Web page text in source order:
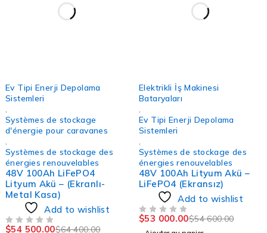
Ev Tipi Enerji Depolama
Sistemleri
Systèmes de stockage
d'énergie pour caravanes
Systèmes de stockage des
énergies renouvelables
48V 100Ah LiFePO4
Lityum Akü – (Ekranlı-
Metal Kasa)
Add to wishlist
$64 400.00
$54 500.00
Elektrikli İş Makinesi
Bataryaları
Ev Tipi Enerji Depolama
Sistemleri
Systèmes de stockage des
énergies renouvelables
48V 100Ah Lityum Akü –
LiFePO4 (Ekransız)
Add to wishlist
$54 600.00
$53 000.00